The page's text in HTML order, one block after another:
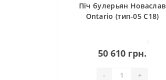
Піч булерьян Новаслав
Ontario (тип-05 С18)
50 610 грн.
- +